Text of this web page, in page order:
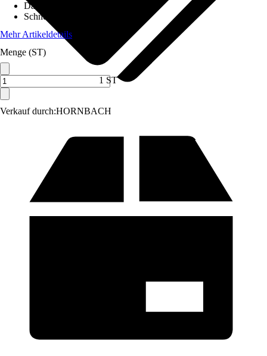
Verkauf durch:HORNBACH
Dachform
Schneelast
Mehr Artikeldetails
Menge (ST)
1 ST